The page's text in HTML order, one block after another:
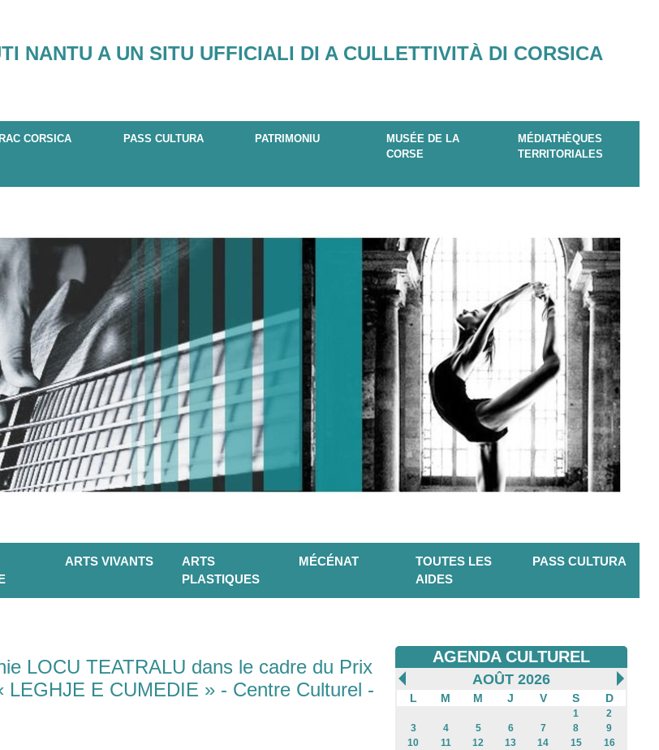
NANTU A UN SITU UFFICIALI DI A CULLETTIVITÀ DI CORSICA
CORSICA PASS CULTURA PATRIMONIU
MUSÉE DE LA
CORSE
MÉDIATHÈQUES
TERRITORIALES
ARTS VIVANTS
ARTS
PLASTIQUES
MÉCÉNAT
TOUTES LES
AIDES
PASS CULTURA
LOCU TEATRALU dans le cadre du Prix
LEGHJE E CUMEDIE » - Centre Culturel -
AGENDA CULTUREL
AOÛT 2026
L M M J V S D
1
2
3
4 5 6 7 8
9
10
11 12 13 14 15
16